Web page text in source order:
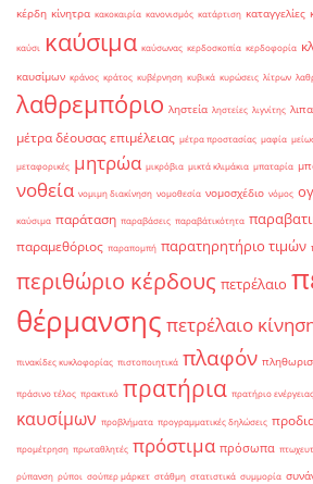
κέρδη κίνητρα κακοκαιρία κανονισμός κατάρτιση καταγγελίες
καύσι καύσιμα καύσωνας κερδοσκοπία κερδοφορία
καυσίμων κράνος κράτος κυβέρνηση κυβικά κυρώσεις λίτρων
λαθρεμπόριο ληστεία ληστείες λιγνίτης
μέτρα δέουσας επιμέλειας μέτρα προστασίας μαφία
μεταφορικές μητρώα μικρόβια μικτά κλιμάκια μπαταρία
νοθεία νομιμη διακίνηση νομοθεσία νομοσχέδιο νόμος
καύσιμα παράταση παραβάσεις παραβάτικότητα
παραμεθόριος παραπομπή παρατηρητήριο τιμών
περιθώριο κέρδους πετρέλαιο
θέρμανσης πετρέλαιο
πινακίδες κυκλοφορίας πιστοποιητικά πλαφόν
πράσινο τέλος πρακτικό πρατήρια πρατήριο ενέργειας
καυσίμων προβλήματα προγραμματικές δηλώσεις
προμέτρηση πρωταθλητές πρόστιμα πρόσωπα
ρύπανση ρύποι σούπερ μάρκετ στάθμη στατιστικά συμμορία